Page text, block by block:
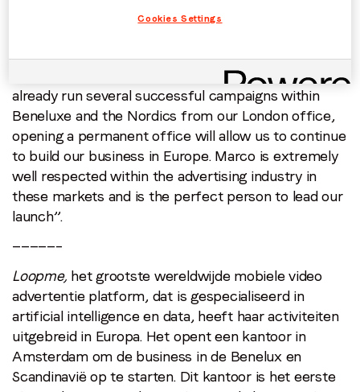
bringing LoopMe’s mobile video offerings to
CEO & Co-Founder Stephen Upstone said “we have
already run several successful campaigns within
Beneluxe and the Nordics from our London office,
opening a permanent office will allow us to continue
to build our business in Europe. Marco is extremely
well respected within the advertising industry in
these markets and is the perfect person to lead our
launch”.
—————–
Loopme, het grootste wereldwijde mobiele video
advertentie platform, dat is gespecialiseerd in
artificial intelligence en data, heeft haar activiteiten
uitgebreid in Europa. Het opent een kantoor in
Amsterdam om de business in de Benelux en
Scandinavië op te starten. Dit kantoor is het eerste
Cookies Settings